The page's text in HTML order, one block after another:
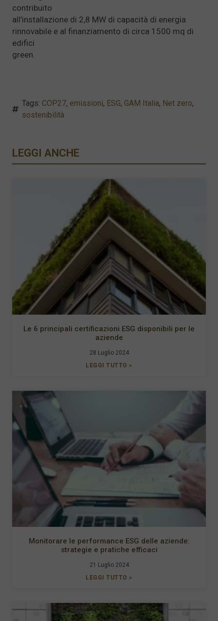
contribuito
all’installazione di 2,8 MW di capacità di energia
rinnovabile e al finanziamento di circa 1500 mq di
edifici
green.
Tags: COP27, emissioni, ESG, GAM Italia, Net zero,
sostenibilità
LEGGI ANCHE
Le 6 principali certificazioni ESG disponibili per le
aziende
28 Luglio 2024
LEGGI TUTTO »
Monitorare le performance ESG delle aziende:
strategie e pratiche efficaci
21 Luglio 2024
LEGGI TUTTO »